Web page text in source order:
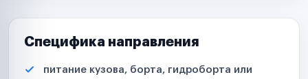
Специфика направления
питание кузова, борта, гидроборта или